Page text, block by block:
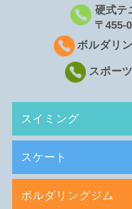
硬式テ
〒455-
ボルダリ
スポー
スイミング
スケート
ボルダリングジム